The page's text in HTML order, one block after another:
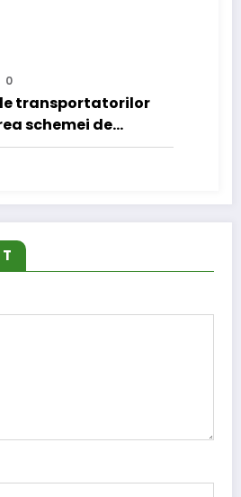
0
transportatorilor
schemei de
în mecanism